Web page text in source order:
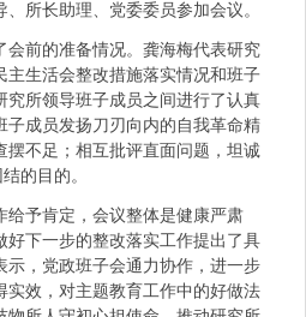
所长助理、党委委员参加会议。
会前的准备情况。龚海梅代表研究
主生活会整改措施落实情况和班子
究所领导班子成员之间进行了认真
子成员发扬刀刃向内的自我革命精
摆不足；相互批评直面问题，坦诚
结的目的。
给予肯定，会议整体是健康严肃
好下一步的整改落实工作提出了具
示，党政班子会通力协作，进一步
实效，对主题教育工作中的好做法